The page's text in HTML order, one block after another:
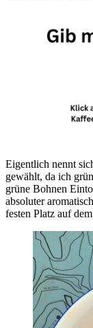
Eigentlich nennt
gewählt, da ich
grüne Bohnen
absoluter
festen Platz auf